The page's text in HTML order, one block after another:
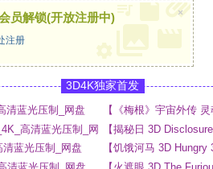
员解锁(开放注册中)
注册
×
3D4K独家首发
清蓝光压制_网盘
【《梅根》宇宙外传
_4K_高清蓝光压制_网盘
高清蓝光压制_网
【揭秘日 3D
网盘
清蓝光压制_网盘
【饥饿河马 3D
清蓝光压制_网盘
【火遮眼 3D The